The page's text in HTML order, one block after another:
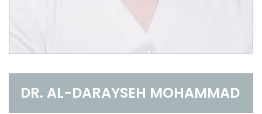
DR. AL-DARAYSEH MOHAMMAD